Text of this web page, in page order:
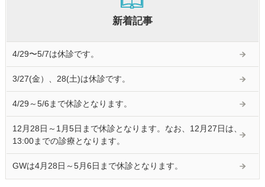
新着記事
4/29〜5/7は休診です。
3/27(金）、28(土)は休診です。
4/29～5/6まで休診となります。
12月28日～1月5日まで休診となります。なお、12月27日は、
13:00までの診療となります。
GWは4月28日～5月6日まで休診となります。